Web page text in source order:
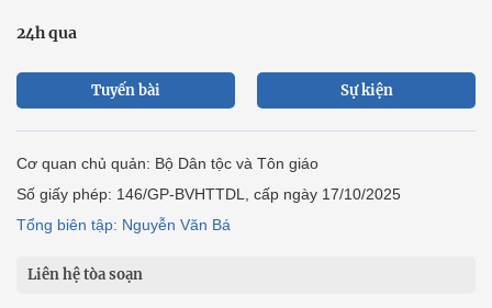
24h qua
Tuyến bài Sự kiện
Cơ quan chủ quản: Bộ Dân tộc và Tôn giáo
Số giấy phép: 146/GP-BVHTTDL, cấp ngày 17/10/2025
Tổng biên tập: Nguyễn Văn Bá
Liên hệ tòa soạn